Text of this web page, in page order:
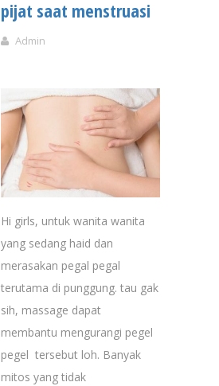
pijat saat menstruasi
Admin
Hi girls, untuk wanita wanita
yang sedang haid dan
merasakan pegal pegal
terutama di punggung. tau gak
sih, massage dapat
membantu mengurangi pegel
pegel tersebut loh. Banyak
mitos yang tidak